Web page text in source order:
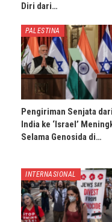
Diri dari…
PALESTINA
Pengiriman Senjata dari
India ke ‘Israel’
Selama Genosida di…
INTERNASIONAL